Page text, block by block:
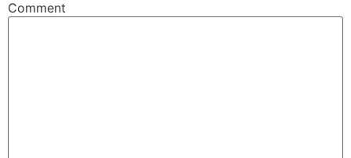
Comment